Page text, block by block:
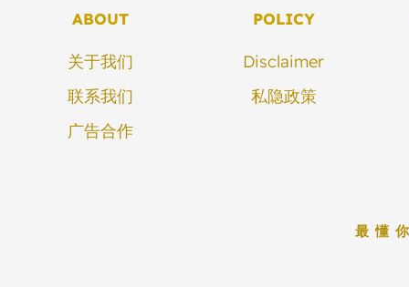
ABOUT
关于我们
联系我们
广告合作
POLICY
Disclaimer
私隐政策
最懂